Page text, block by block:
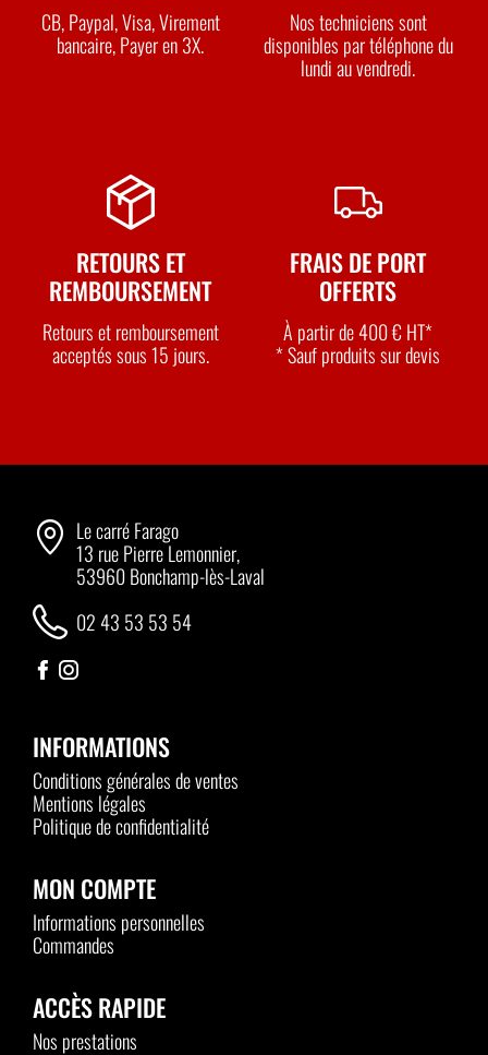
CB, Paypal, Visa, Virement
bancaire, Payer en 3X.
Nos techniciens sont
disponibles par téléphone du
lundi au vendredi.
RETOURS ET
REMBOURSEMENT
Retours et remboursement
acceptés sous 15 jours.
FRAIS DE PORT
OFFERTS
À partir de 400 € HT*
* Sauf produits sur devis
Le carré Farago
13 rue Pierre Lemonnier,
53960 Bonchamp-lès-Laval
02 43 53 53 54
INFORMATIONS
Conditions générales de ventes
Mentions légales
Politique de confidentialité
MON COMPTE
Informations personnelles
Commandes
ACCÈS RAPIDE
Nos prestations